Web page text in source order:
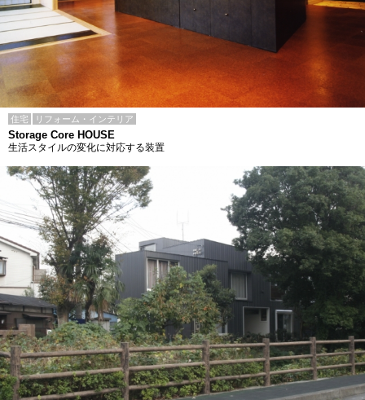
住宅 リフォーム・インテリア
Storage Core HOUSE
生活スタイルの変化に対応する装置